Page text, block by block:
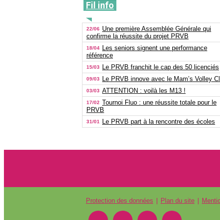
Fil info
22/06 Une première Assemblée Générale qui
confirme la réussite du projet PRVB
18/04
Les seniors signent une performance
référence
15/03 Le PRVB franchit le cap des 50 licenciés
09/03 Le PRVB innove avec le Mam’s Volley
03/03 ATTENTION : voilà les M13 !
17/02 Tournoi Fluo : une réussite totale pour le
PRVB
31/01 Le PRVB part à la rencontre des écoles
Protection des données Plan du site